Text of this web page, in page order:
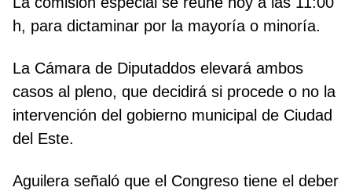
h, para dictaminar por la mayoría o minoría.
La Cámara de Diputaddos elevará ambos
casos al pleno, que decidirá si procede o no la
intervención del gobierno municipal de Ciudad
del Este.
Aguilera señaló que el Congreso tiene el deber